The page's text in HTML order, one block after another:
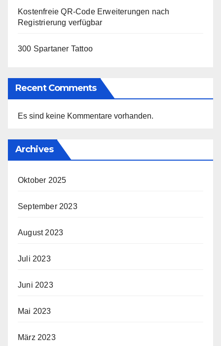
Kostenfreie QR-Code Erweiterungen nach
Registrierung verfügbar
300 Spartaner Tattoo
Recent Comments
Es sind keine Kommentare vorhanden.
Archives
Oktober 2025
September 2023
August 2023
Juli 2023
Juni 2023
Mai 2023
März 2023